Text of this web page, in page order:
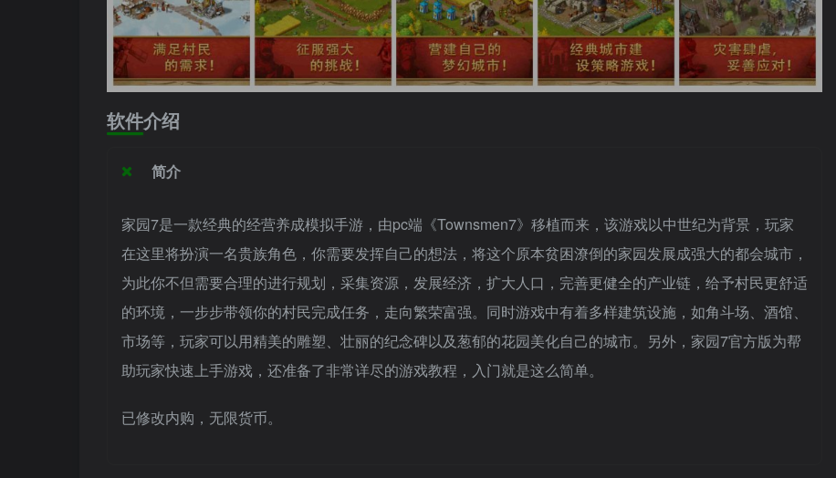
软件介绍
简介
家园7是一款经典的经营养成模拟手游，由pc端《Townsmen7》移植而来，该游戏以中世纪为背景，玩家
在这里将扮演一名贵族角色，你需要发挥自己的想法，将这个原本贫困潦倒的家园发展成强大的都会城市，
为此你不但需要合理的进行规划，采集资源，发展经济，扩大人口，完善更健全的产业链，给予村民更舒适
的环境，一步步带领你的村民完成任务，走向繁荣富强。同时游戏中有着多样建筑设施，如角斗场、酒馆、
市场等，玩家可以用精美的雕塑、壮丽的纪念碑以及葱郁的花园美化自己的城市。另外，家园7官方版为帮
助玩家快速上手游戏，还准备了非常详尽的游戏教程，入门就是这么简单。
已修改内购，无限货币。